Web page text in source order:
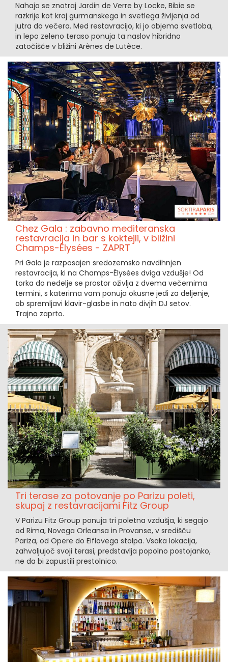
Nahaja se znotraj Jardin de Verre by Locke, Bibie se
razkrije kot kraj gurmanskega in svetlega življenja od
jutra do večera. Med restavracijo, ki jo objema svetloba,
in lepo zeleno teraso ponuja ta naslov hibridno
zatočišče v bližini Arènes de Lutèce.
Chez Gala : zabavno mediteranska
restavracija in bar s koktejli, v bližini
Champs-Élysées - ZAPRT
Pri Gala je razposajen sredozemsko navdihnjen
restavracija, ki na Champs-Élysées dviga vzdušje! Od
torka do nedelje se prostor oživlja z dvema večernima
termini, s katerima vam ponuja okusne jedi za deljenje,
ob spremljavi klavir-glasbe in nato divjih DJ setov.
Trajno zaprto.
Tri terase za potovanje po Parizu poleti,
skupaj z restavracijami Fitz Group
V Parizu Fitz Group ponuja tri poletna vzdušja, ki segajo
od Rima, Novega Orleansa in Provanse, v središču
Pariza, od Opere do Eiflovega stolpa. Vsaka lokacija,
zahvaljujoč svoji terasi, predstavlja popolno postojanko,
ne da bi zapustili prestolnico.